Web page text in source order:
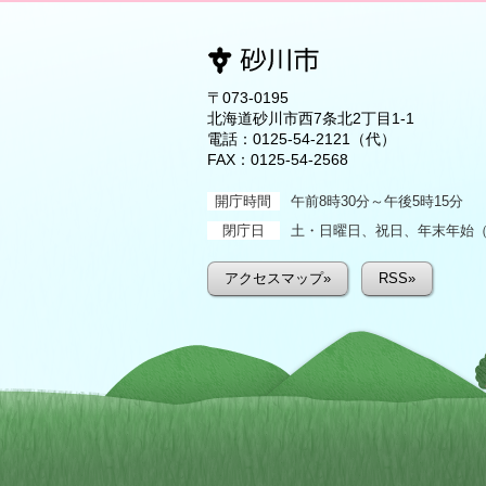
〒073-0195
北海道砂川市西7条北2丁目1-1
電話： 0125-54-2121
（代）
FAX：0125-54-2568
開庁時間
午前8時30分～午後5時15分
閉庁日
土・日曜日、祝日、年末年始
アクセスマップ» RSS»